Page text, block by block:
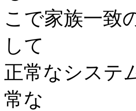
こで家族一致
して
正常なシステ
常な